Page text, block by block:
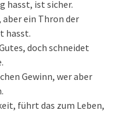
hasst, ist sicher.
ein Thron der
hasst.
doch schneidet
Gewinn, wer aber
führt das zum Leben,